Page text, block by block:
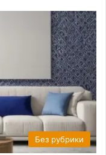
Без рубрики